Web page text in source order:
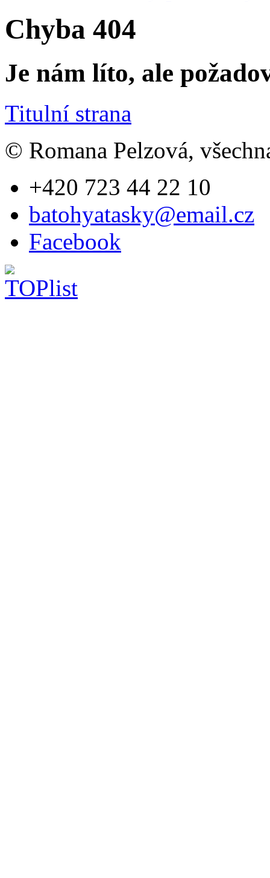
Chyba 404
Je nám líto, ale
Titulní strana
© Romana Pelzová,
+420 723 44 22 10
batohyatasky@email.cz
Facebook